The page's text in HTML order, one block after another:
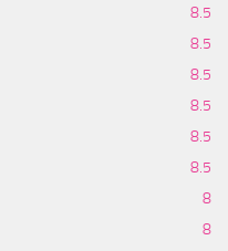
8.5
8.5
8.5
8.5
8.5
8.5
8
8